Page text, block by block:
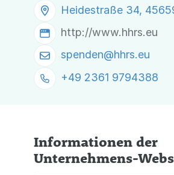
Heidestraße 34,
http://www.hhrs.eu
spenden@hhrs.eu
+49 2361 9794388
Informationen der
Unternehmens-